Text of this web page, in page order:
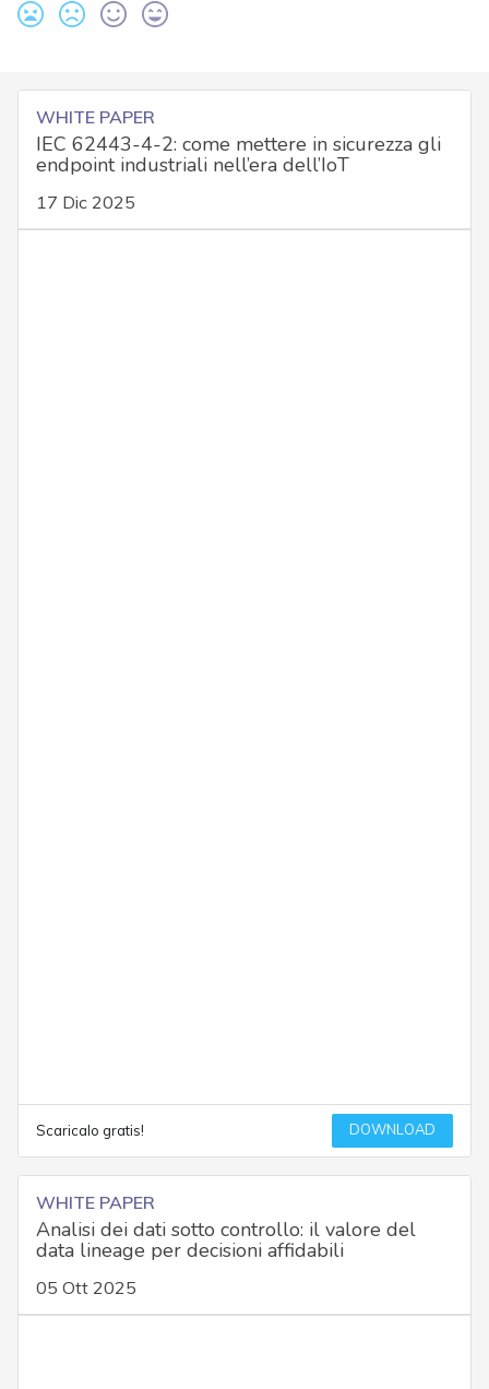
WHITE PAPER
IEC 62443-4-2: come mettere in sicurezza gli
endpoint industriali nell’era dell’IoT
17 Dic 2025
Scaricalo gratis! DOWNLOAD
WHITE PAPER
Analisi dei dati sotto controllo: il valore del
data lineage per decisioni affidabili
05 Ott 2025